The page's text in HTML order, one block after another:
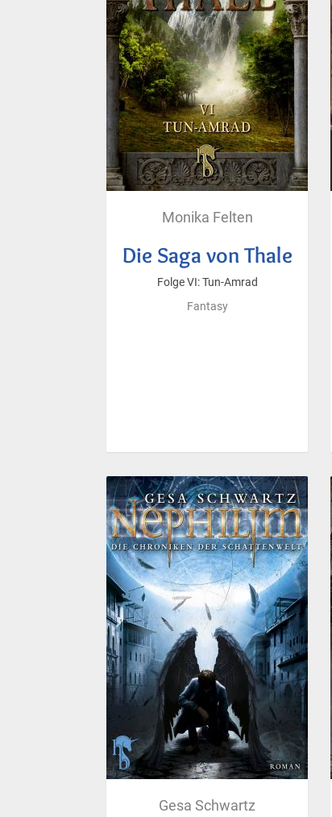
Monika Felten
Die Saga von Thale
Folge VI: Tun-Amrad
Fantasy
Gesa Schwartz